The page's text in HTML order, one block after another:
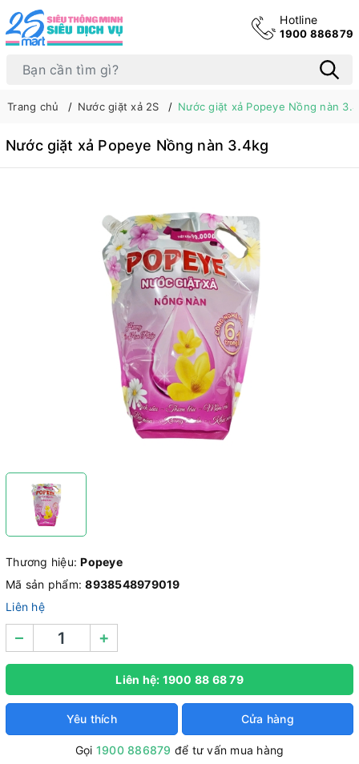
Hotline
1900 886879
Trang chủ Nước giặt xả 2S Nước giặt xả Popeye Nồng nàn
Nước giặt xả Popeye Nồng nàn 3.4kg
Thương hiệu:Popeye
Mã sản phẩm:8938548979019
Liên hệ
– +
Liên hệ: 1900 88 68 79
Yêu thích Cửa hàng
Gọi 1900 886879 để tư vấn mua hàng